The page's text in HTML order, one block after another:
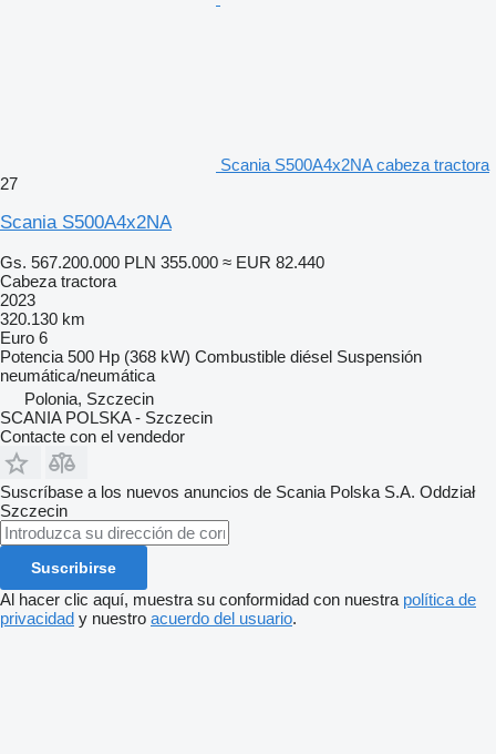
Scania S500A4x2NA cabeza tractora
27
Scania S500A4x2NA
Gs. 567.200.000 PLN 355.000 ≈ EUR 82.440
Cabeza tractora
2023
320.130 km
Euro 6
Potencia 500 Hp (368 kW) Combustible diésel Suspensión
neumática/neumática
Polonia, Szczecin
SCANIA POLSKA - Szczecin
Contacte con el vendedor
Suscríbase a los nuevos anuncios de Scania Polska S.A. Oddział
Szczecin
Suscribirse
Al hacer clic aquí, muestra su conformidad con nuestra política de
privacidad y nuestro acuerdo del usuario.